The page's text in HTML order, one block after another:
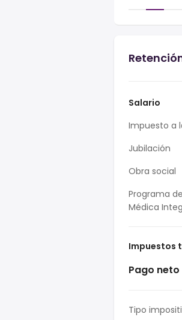
Salario
Impuesto a
Jubilación
Obra social
Programa
Médica
Impuestos
Pago neto
Tipo